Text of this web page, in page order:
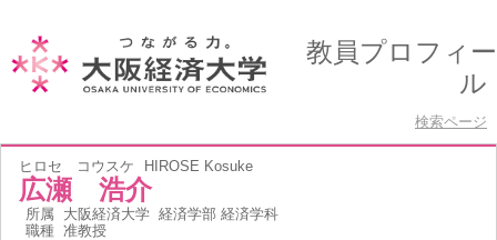
教員プロフィー
ル
検索ページ
ヒロセ コウスケ HIROSE Kosuke
広瀬 浩介
所属 大阪経済大学 経済学部 経済学科
職種 准教授